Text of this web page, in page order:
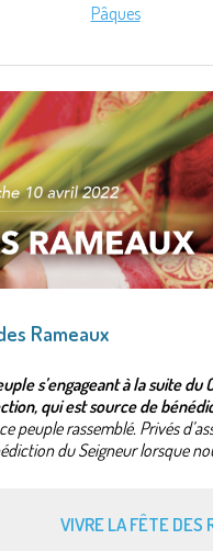
Pâques
Rameaux
s’engageant à la suite
qui est source de
rassemblé. Privés
du Seigneur lorsque
VIVRE LA FÊTE DES